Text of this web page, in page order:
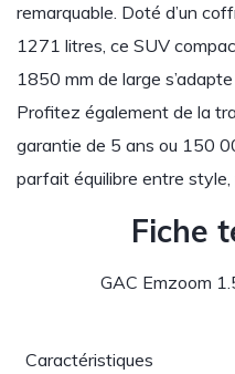
remarquable. Doté d’un
1271 litres, ce SUV
1850 mm de large
Profitez également de la
garantie de 5 ans ou 150
parfait équilibre entre
Fiche
GAC Emzoom
Caractéristiques